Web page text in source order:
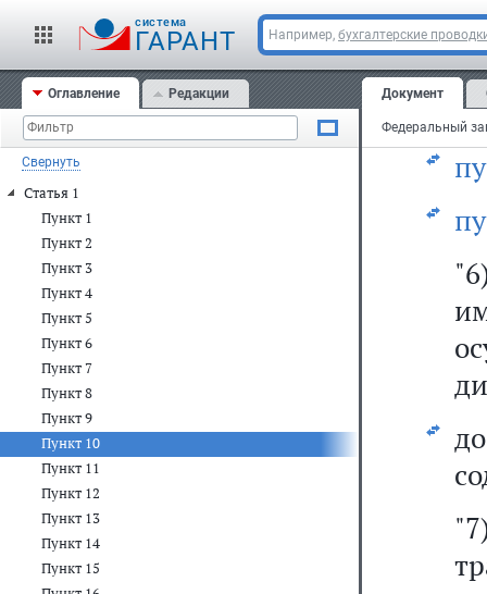
cистема
ГАРАНТ Например, бухгалтерские
Оглавление Редакции
Свернуть
Статья 1
Пункт 1
Пункт 2
Пункт 3
Пункт 4
Пункт 5
Пункт 6
Пункт 7
Пункт 8
Пункт 9
Пункт 10
Пункт 11
Пункт 12
Пункт 13
Пункт 14
Пункт 15
Документ